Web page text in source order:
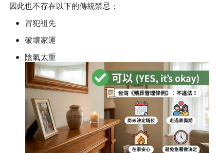
因此也不存在以下的傳統禁忌：
冒犯祖先
破壞家運
陰氣太重